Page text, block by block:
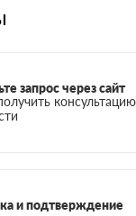
запрос через сайт
и подтверждение